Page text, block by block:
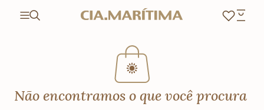
Não encontramos o que você procura